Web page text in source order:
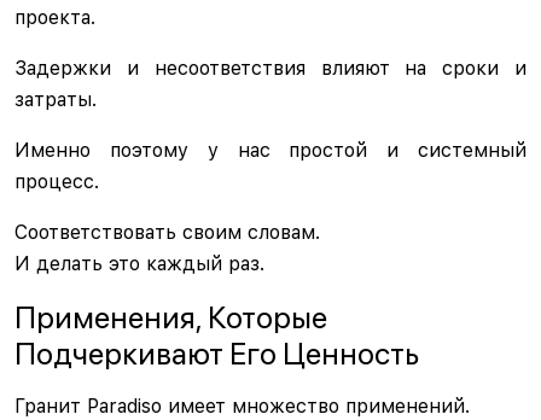
проекта.
Задержки и несоответствия влияют на сроки и
затраты.
Именно поэтому у нас простой и системный
процесс.
Соответствовать своим словам.
И делать это каждый раз.
Применения, Которые
Подчеркивают Его Ценность
Гранит Paradiso имеет множество применений.